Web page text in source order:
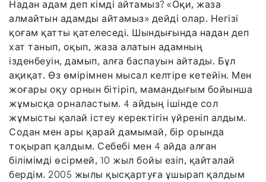
Надан адам деп кімді айтамыз? «Оқи, жаза
алмайтын адамды айтамыз» дейді олар. Негізі
қоғам қатты қателеседі. Шындығында надан деп
хат танып, оқып, жаза алатын адамның
ізденбеуін, дамып, алға баспауын айтады. Бұл
ақиқат. Өз өмірімнен мысал келтіре кетейін. Мен
жоғары оқу орнын бітіріп, мамандығым бойынша
жұмысқа орналастым. 4 айдың ішінде сол
жұмысты қалай істеу керектігін үйреніп алдым.
Содан мен ары қарай дамымай, бір орында
тоқырап қалдым. Себебі мен 4 айда алған
білімімді өсірмей, 10 жыл бойы езіп, қайталай
бердім. 2005 жылы қысқартуға ұшырап қалдым